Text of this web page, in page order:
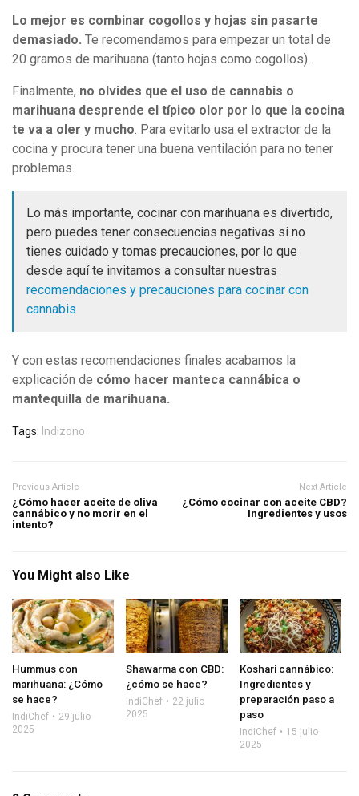
Lo mejor es combinar cogollos y hojas sin pasarte
demasiado. Te recomendamos para empezar un total de
20 gramos de marihuana (tanto hojas como cogollos).
Finalmente, no olvides que el uso de cannabis o
marihuana desprende el típico olor por lo que la cocina
te va a oler y mucho . Para evitarlo usa el extractor de la
cocina y procura tener una buena ventilación para no tener
problemas.
Lo más importante, cocinar con marihuana es divertido,
pero puedes tener consecuencias negativas si no
tienes cuidado y tomas precauciones, por lo que
desde aquí te invitamos a consultar nuestras
recomendaciones y precauciones para cocinar con
cannabis
Y con estas recomendaciones finales acabamos la
explicación de cómo hacer manteca cannábica o
mantequilla de marihuana.
Tags: Indizono
Previous Article
¿Cómo hacer aceite de oliva
cannábico y no morir en el
intento?
Next Article
¿Cómo cocinar con aceite CBD?
Ingredientes y usos
You Might also Like
Hummus con
marihuana: ¿Cómo
se hace?
IndiChef
29 julio
2025
Shawarma con CBD:
¿cómo se hace?
IndiChef
22 julio
2025
Koshari cannábico:
Ingredientes y
preparación paso a
paso
IndiChef
15 julio
2025